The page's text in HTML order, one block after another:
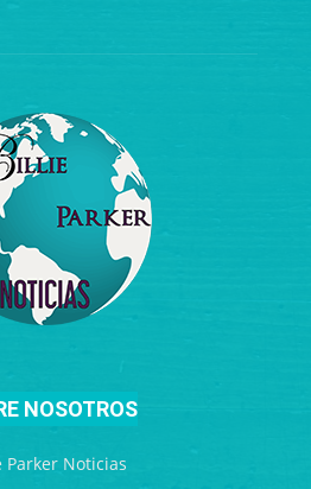
NOSOTROS
Parker Noticias